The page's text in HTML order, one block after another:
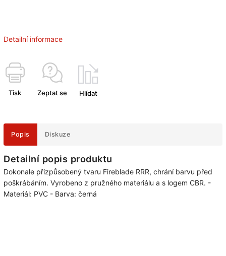
Detailní informace
Tisk Zeptat se Hlídat
Popis Diskuze
Detailní popis produktu
Dokonale přizpůsobený tvaru Fireblade RRR, chrání barvu před
poškrábáním. Vyrobeno z pružného materiálu a s logem CBR. -
Materiál: PVC - Barva: černá